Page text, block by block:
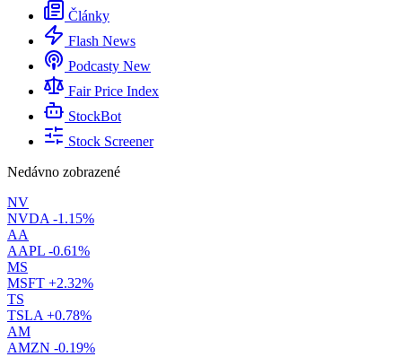
Články
Flash News
Podcasty New
Fair Price Index
StockBot
Stock Screener
Nedávno zobrazené
NV
NVDA -1.15%
AA
AAPL -0.61%
MS
MSFT +2.32%
TS
TSLA +0.78%
AM
AMZN -0.19%